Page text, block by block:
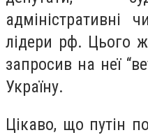
адміністративні
лідери рф. Цього
запросив на неї
Україну.
Цікаво, що путін